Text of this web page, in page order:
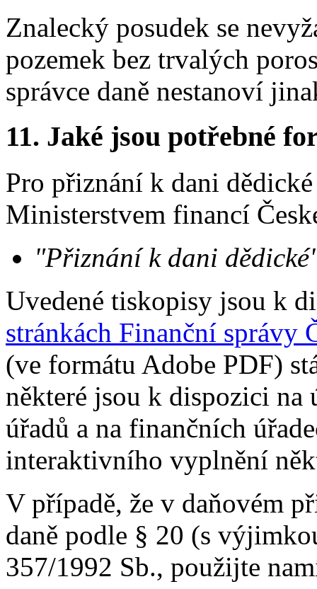
Znalecký posudek se
pozemek bez trvalých
správce daně nestanoví
11. Jaké jsou potřebné
Pro přiznání k dani
Ministerstvem financí
"Přiznání k dani
Uvedené tiskopisy jsou k
stránkách Finanční správy
(ve formátu Adobe PDF)
některé jsou k dispozici
úřadů a na finančních
interaktivního vyplnění
V případě, že v daňovém
daně podle § 20 (s
357/1992 Sb., použijte